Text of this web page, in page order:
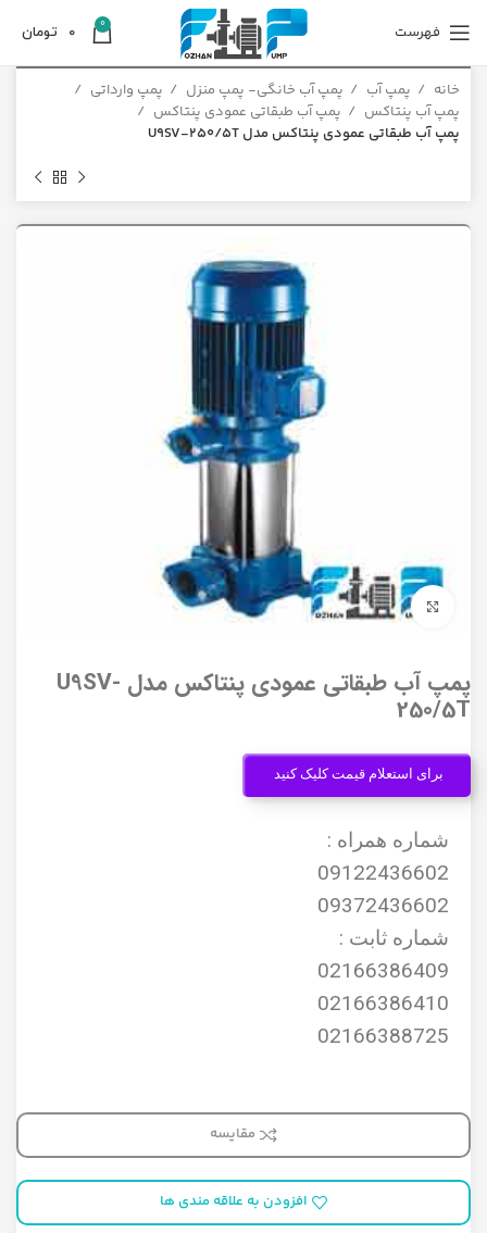
فهرست 0
0 تومان
خانه پمپ آب پمپ آب خانگی- پمپ منزل
پمپ وارداتی
پمپ آب پنتاکس
پمپ آب طبقاتی عمودی پنتاکس
پمپ آب طبقاتی عمودی پنتاکس مدل U9SV-250/5T
برای بزرگنمایی کلیک کنید
پمپ آب طبقاتی عمودی پنتاکس مدل U9SV-
250/5T
برای استعلام قیمت کلیک کنید
شماره همراه :
09122436602
09372436602
شماره ثابت :
02166386409
02166386410
02166388725
مقایسه
افزودن به علاقه مندی ها